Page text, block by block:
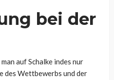
bei der
auf Schalke indes nur
des Wettbewerbs und der